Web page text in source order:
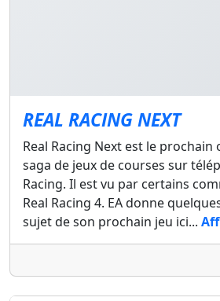
REAL RACING NEXT
Real Racing Next est le prochain
saga de jeux de courses sur
Racing. Il est vu par certains
Real Racing 4. EA donne
sujet de son prochain jeu ici...